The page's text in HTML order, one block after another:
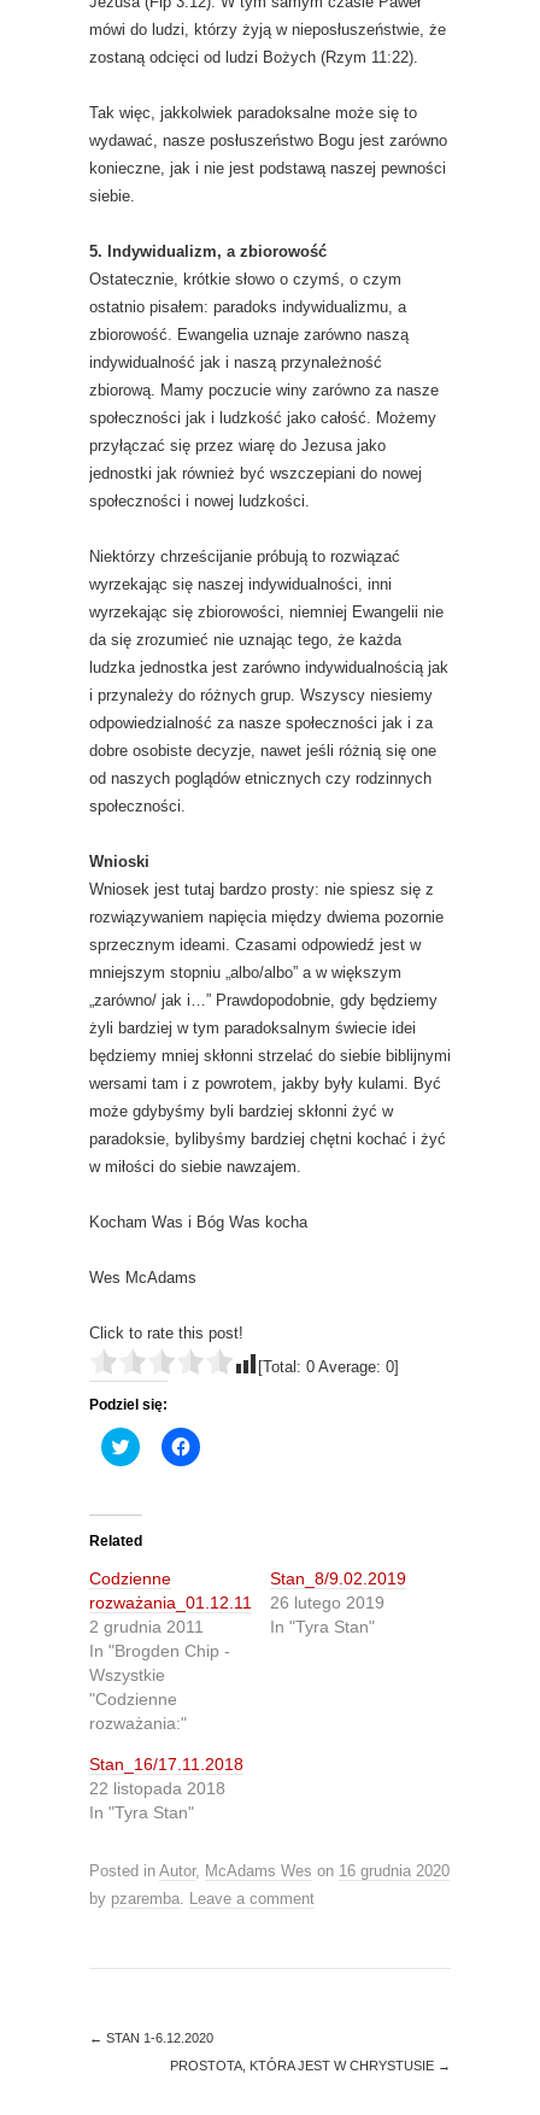
mówi do ludzi, którzy żyją w nieposłuszeństwie, że
zostaną odcięci od ludzi Bożych (Rzym 11:22).
Tak więc, jakkolwiek paradoksalne może się to
wydawać, nasze posłuszeństwo Bogu jest zarówno
konieczne, jak i nie jest podstawą naszej pewności
siebie.
5. Indywidualizm, a zbiorowość
Ostatecznie, krótkie słowo o czymś, o czym
ostatnio pisałem: paradoks indywidualizmu, a
zbiorowość. Ewangelia uznaje zarówno naszą
indywidualność jak i naszą przynależność
zbiorową. Mamy poczucie winy zarówno za nasze
społeczności jak i ludzkość jako całość. Możemy
przyłączać się przez wiarę do Jezusa jako
jednostki jak również być wszczepiani do nowej
społeczności i nowej ludzkości.
Niektórzy chrześcijanie próbują to rozwiązać
wyrzekając się naszej indywidualności, inni
wyrzekając się zbiorowości, niemniej Ewangelii nie
da się zrozumieć nie uznając tego, że każda
ludzka jednostka jest zarówno indywidualnością jak
i przynależy do różnych grup. Wszyscy niesiemy
odpowiedzialność za nasze społeczności jak i za
dobre osobiste decyzje, nawet jeśli różnią się one
od naszych poglądów etnicznych czy rodzinnych
społeczności.
Wnioski
Wniosek jest tutaj bardzo prosty: nie spiesz się z
rozwiązywaniem napięcia między dwiema pozornie
sprzecznym ideami. Czasami odpowiedź jest w
mniejszym stopniu „albo/albo” a w większym
„zarówno/ jak i…” Prawdopodobnie, gdy będziemy
żyli bardziej w tym paradoksalnym świecie idei
będziemy mniej skłonni strzelać do siebie biblijnymi
wersami tam i z powrotem, jakby były kulami. Być
może gdybyśmy byli bardziej skłonni żyć w
paradoksie, bylibyśmy bardziej chętni kochać i żyć
w miłości do siebie nawzajem.
Kocham Was i Bóg Was kocha
Wes McAdams
Click to rate this post!
[Total: 0 Average: 0]
Podziel się:
C
l
t
o
s
h
a
r
e
o
n
T
w
i
t
t
r
(
O
e
i
n
n
e
n
)
C
l
r
e
o
n
F
o
k
(
O
s
i
n
n
i
w
Related
Codzienne
rozważania_01.12.11
2 grudnia 2011
In "Brogden Chip -
Wszystkie
"Codzienne
rozważania:"
Stan_8/9.02.2019
26 lutego 2019
In "Tyra Stan"
Stan_16/17.11.2018
22 listopada 2018
In "Tyra Stan"
Posted in Autor, McAdams Wes on 16 grudnia 2020
by pzaremba Leave a comment
← STAN 1-6.12.2020
PROSTOTA, KTÓRA JEST W CHRYSTUSIE →